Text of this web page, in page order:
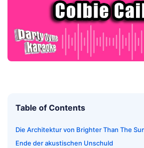
Table of Contents
Die Architektur von Brighter Than The
Ende der akustischen Unschuld